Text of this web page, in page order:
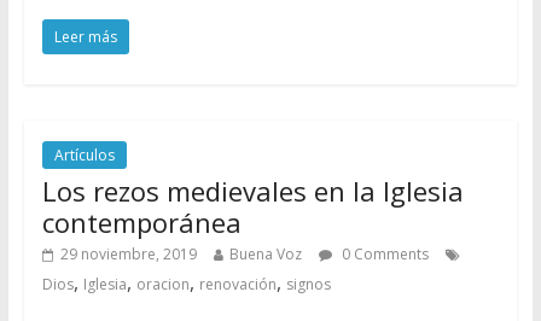
Leer más
Artículos
Los rezos medievales en la Iglesia
contemporánea
29 noviembre, 2019 Buena Voz
0 Comments
Dios, Iglesia, oracion, renovación, signos